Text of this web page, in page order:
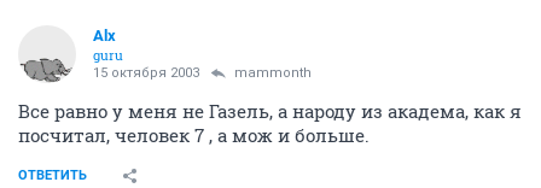
Alx
guru
15 октября 2003 mammonth
Все равно у меня не Газель, а народу из академа, как я
посчитал, человек 7 , а мож и больше.
ОТВЕТИТЬ